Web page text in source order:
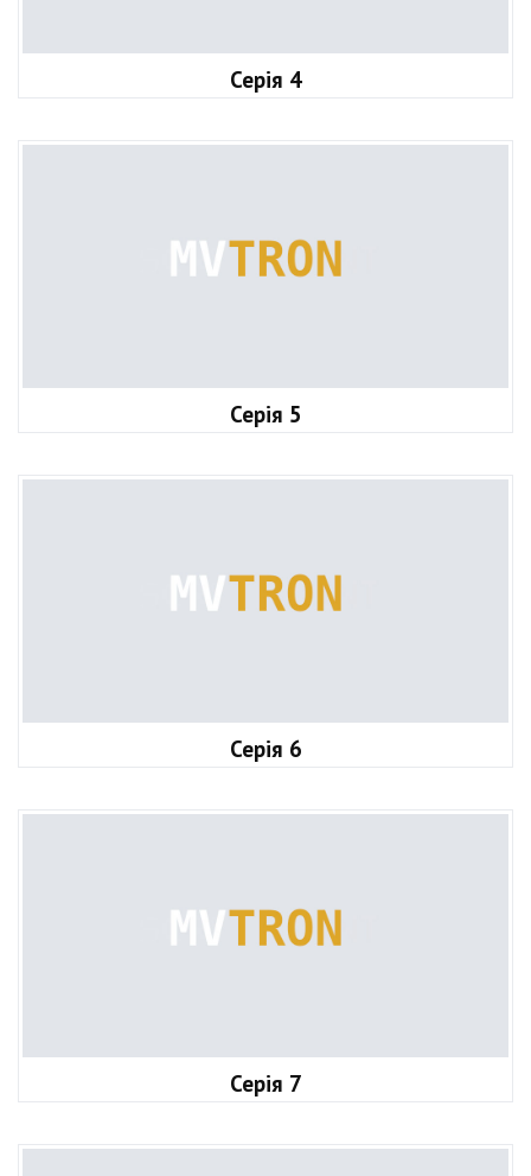
Серія 4
Серія 5
Серія 6
Серія 7